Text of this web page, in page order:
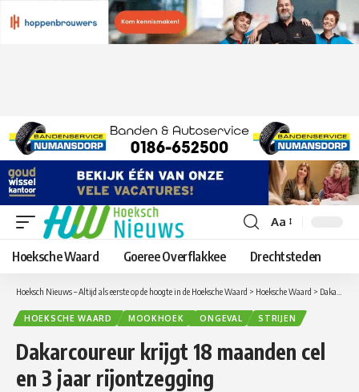
Lettergrootte
aanpassen
Aa
Hoeksche Waard Goeree Overflakkee Drechtsteden
Hoeksch Nieuws – Altijd als eerste op de hoogte in de Hoeksche Waard > Hoeksche Waard > Dakarcoureur krijgt 18 maanden cel en 3 jaar rijontzegging
HOEKSCHE WAARD MOOKHOEK ONGEVAL STRIJEN
Dakarcoureur krijgt 18 maanden cel
en 3 jaar rijontzegging